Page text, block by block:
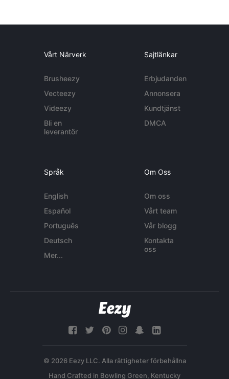
Vårt Närverk
Brusheezy
Vecteezy
Videezy
Bli en
leverantör
Sajtlänkar
Erbjudanden
Annonsera
Kundtjänst
DMCA
Språk
English
Español
Português
Deutsch
Mer...
Om Oss
Om oss
Vårt team
Vår blogg
Kontakta
oss
© 2026 Eezy LLC. Alla rättigheter förbehållna